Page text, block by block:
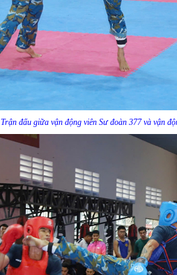
Trận đấu giữa vận động viên Sư đoàn 377 và vận